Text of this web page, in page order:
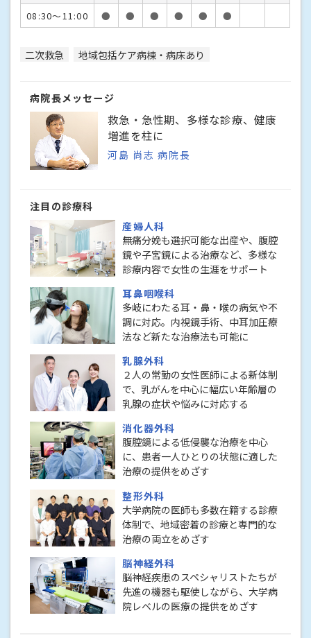
08:30～11:00
● ● ● ● ● ●
二次救急 地域包括ケア病棟・病床あり
病院長メッセージ
救急・急性期、多様な診療、健康
増進を柱に
河島 尚志 病院長
注目の診療科
産婦人科
無痛分娩も選択可能な出産や、腹腔
鏡や子宮鏡による治療など、多様な
診療内容で女性の生涯をサポート
耳鼻咽喉科
多岐にわたる耳・鼻・喉の病気や不
調に対応。内視鏡手術、中耳加圧療
法など新たな治療法も可能に
乳腺外科
２人の常勤の女性医師による新体制
で、乳がんを中心に幅広い年齢層の
乳腺の症状や悩みに対応する
消化器外科
腹腔鏡による低侵襲な治療を中心
に、患者一人ひとりの状態に適した
治療の提供をめざす
整形外科
大学病院の医師も多数在籍する診療
体制で、地域密着の診療と専門的な
治療の両立をめざす
脳神経外科
脳神経疾患のスペシャリストたちが
先進の機器も駆使しながら、大学病
院レベルの医療の提供をめざす